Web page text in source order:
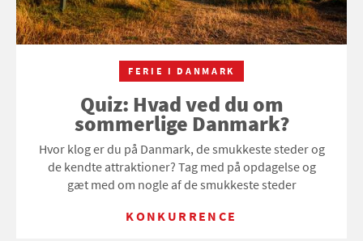
FERIE I DANMARK
Quiz: Hvad ved du om
sommerlige Danmark?
Hvor klog er du på Danmark, de smukkeste steder og
de kendte attraktioner? Tag med på opdagelse og
gæt med om nogle af de smukkeste steder
KONKURRENCE